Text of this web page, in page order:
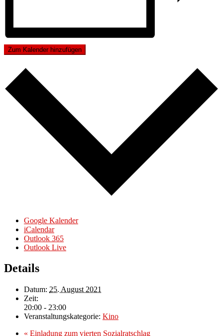
Zum Kalender hinzufügen
Google Kalender
iCalendar
Outlook 365
Outlook Live
Details
Datum: 25. August 2021
Zeit:
20:00 - 23:00
Veranstaltungskategorie: Kino
« Einladung zum vierten Sozialratschlag